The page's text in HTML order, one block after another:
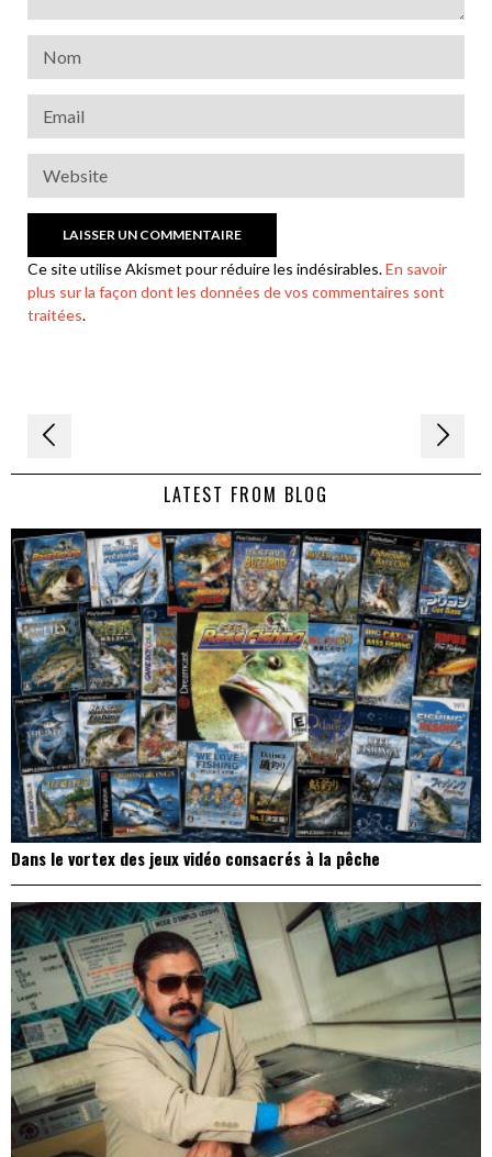
Ce site utilise Akismet pour réduire les indésirables.En savoir
plus sur la façon dont les données de vos commentaires sont
traitées.
Navigation
de LATEST FROM BLOG
Dans le vortex des jeux vidéo consacrés à la pêche